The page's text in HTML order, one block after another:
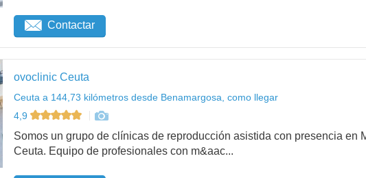
Contactar
ovoclinic Ceuta
Ceuta a 144,73 kilómetros desde Benamargosa, como llegar
4,9
Somos un grupo de clínicas de reproducción asistida con presencia en
Ceuta. Equipo de profesionales con m&aac...